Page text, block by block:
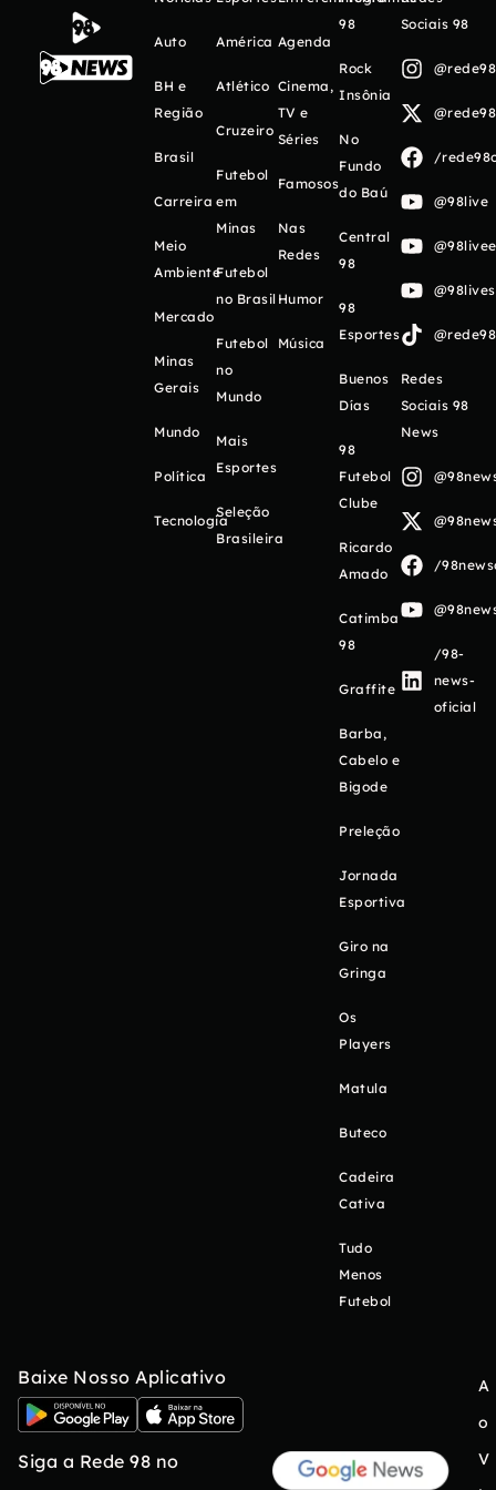
Auto
BH e
Região
Brasil
Carreira
Meio
Ambiente
Mercado
Minas
Gerais
Mundo
Política
Tecnologia
América
Atlético
Cruzeiro
Futebol
em
Minas
Futebol
no Brasil
Futebol
no
Mundo
Mais
Esportes
Seleção
Brasileira
Agenda
Cinema,
TV e
Séries
Famosos
Nas
Redes
Humor
Música
98
Rock
Insônia
No
Fundo
do Baú
Central
98
98
Esportes
Buenos
Días
98
Futebol
Clube
Ricardo
Amado
Catimba
98
Graffite
Barba,
Cabelo e
Bigode
Preleção
Jornada
Esportiva
Giro na
Gringa
Os
Players
Matula
Buteco
Cadeira
Cativa
Tudo
Menos
Futebol
Sociais 98
/
@98live
Redes
Sociais 98
News
/
/98-
news-
oficial
Baixe Nosso Aplicativo
Siga a Rede 98 no
A
o
V